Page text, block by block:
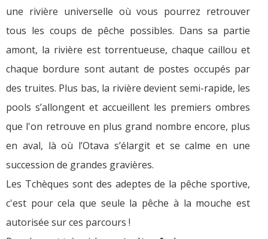
une rivière universelle où vous pourrez retrouver
tous les coups de pêche possibles. Dans sa partie
amont, la rivière est torrentueuse, chaque caillou et
chaque bordure sont autant de postes occupés par
des truites. Plus bas, la rivière devient semi-rapide, les
pools s’allongent et accueillent les premiers ombres
que l'on retrouve en plus grand nombre encore, plus
en aval, là où l’Otava s’élargit et se calme en une
succession de grandes gravières.
Les Tchèques sont des adeptes de la pêche sportive,
c'est pour cela que seule la pêche à la mouche est
autorisée sur ces parcours !